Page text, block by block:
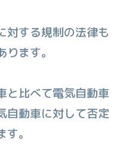
対する規制の法律も
ます。
と比べて電気自動車
自動車に対して否定
。